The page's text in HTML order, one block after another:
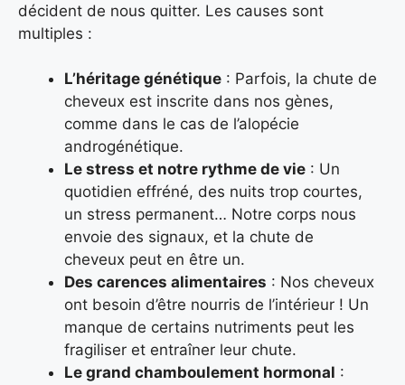
décident de nous quitter. Les causes sont
multiples :
L’héritage génétique : Parfois, la chute de
cheveux est inscrite dans nos gènes,
comme dans le cas de l’alopécie
androgénétique.
Le stress et notre rythme de vie : Un
quotidien effréné, des nuits trop courtes,
un stress permanent… Notre corps nous
envoie des signaux, et la chute de
cheveux peut en être un.
Des carences alimentaires : Nos cheveux
ont besoin d’être nourris de l’intérieur ! Un
manque de certains nutriments peut les
fragiliser et entraîner leur chute.
Le grand chamboulement hormonal :